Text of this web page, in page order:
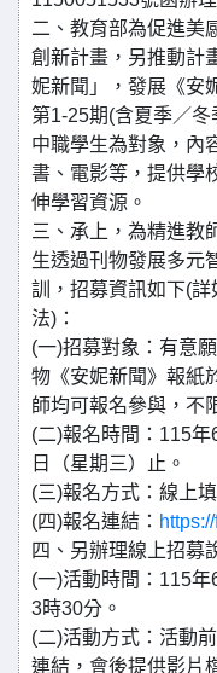
二、教育部為促進美
創新計畫，另推動計
妮新聞」，發展《安
第1-25期(含夏季／
中職學生為對象，內
書、電影等，提供學
伸學習資源。
三、承上，為精進教
生透過刊物發展多元
訓，招募資訊如下(
法)：
(一)招募對象：有意
物《安妮新聞》報紙
師均可報名參與，不
(二)報名時間：115
日（星期三）止。
(三)報名方式：線上
(四)報名連結：
四、另辦理線上招募
(一)活動時間：115
3時30分。
(二)活動方式：活動
連結，會後提供影片